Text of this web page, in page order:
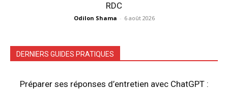
RDC
Odilon Shama - 6 août 2026
DERNIERS GUIDES PRATIQUES
Préparer ses réponses d’entretien avec ChatGPT :